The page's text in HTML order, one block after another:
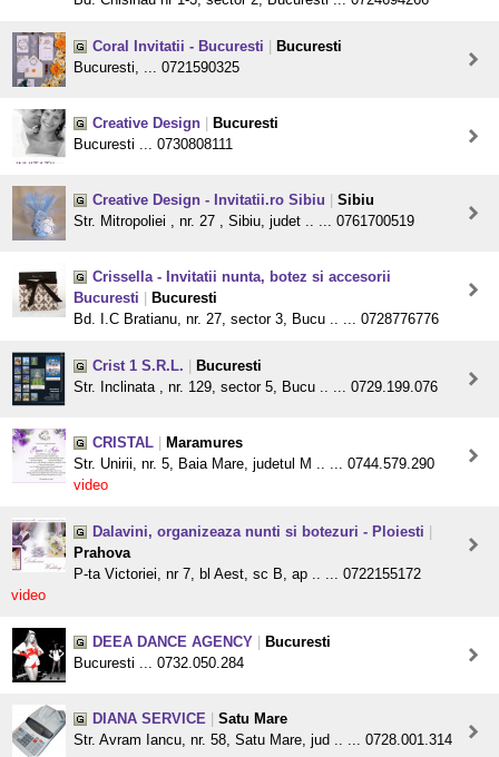
Coral Invitatii - Bucuresti
Bucuresti
Bucuresti, ... 0721590325
Creative Design
Bucuresti
Bucuresti ... 0730808111
Creative Design - Invitatii.ro Sibiu
Sibiu
Str. Mitropoliei , nr. 27 , Sibiu, judet .. ... 0761700519
Crissella - Invitatii nunta, botez si accesorii
Bucuresti
Bucuresti
Bd. I.C Bratianu, nr. 27, sector 3, Bucu .. ... 0728776776
Crist 1 S.R.L.
Bucuresti
Str. Inclinata , nr. 129, sector 5, Bucu .. ... 0729.199.076
CRISTAL
Maramures
Str. Unirii, nr. 5, Baia Mare, judetul M .. ... 0744.579.290
video
Dalavini, organizeaza nunti si botezuri - Ploiesti
Prahova
P-ta Victoriei, nr 7, bl Aest, sc B, ap .. ... 0722155172
video
DEEA DANCE AGENCY
Bucuresti
Bucuresti ... 0732.050.284
DIANA SERVICE
Satu Mare
Str. Avram Iancu, nr. 58, Satu Mare, jud .. ... 0728.001.314